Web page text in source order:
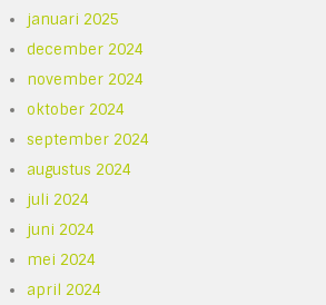
januari 2025
december 2024
november 2024
oktober 2024
september 2024
augustus 2024
juli 2024
juni 2024
mei 2024
april 2024